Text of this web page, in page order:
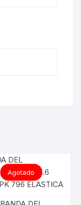
Agotado